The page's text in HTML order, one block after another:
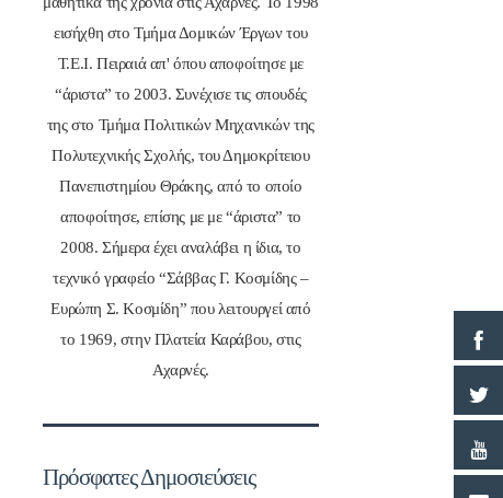
εισήχθη στο Τμήμα Δομικών Έργων του
Τ.Ε.Ι. Πειραιά απ' όπου αποφοίτησε με
“άριστα” το 2003. Συνέχισε τις σπουδές
της στο Τμήμα Πολιτικών Μηχανικών της
Πολυτεχνικής Σχολής, του Δημοκρίτειου
Πανεπιστημίου Θράκης, από το οποίο
αποφοίτησε, επίσης με με “άριστα” το
2008. Σήμερα έχει αναλάβει η ίδια, το
τεχνικό γραφείο “Σάββας Γ. Κοσμίδης –
Ευρώπη Σ. Κοσμίδη” που λειτουργεί από
το 1969, στην Πλατεία Καράβου, στις
Αχαρνές.
Πρόσφατες Δημοσιεύσεις